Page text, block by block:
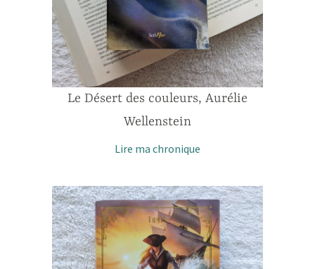
Le Désert des couleurs, Aurélie
Wellenstein
Lire ma chronique